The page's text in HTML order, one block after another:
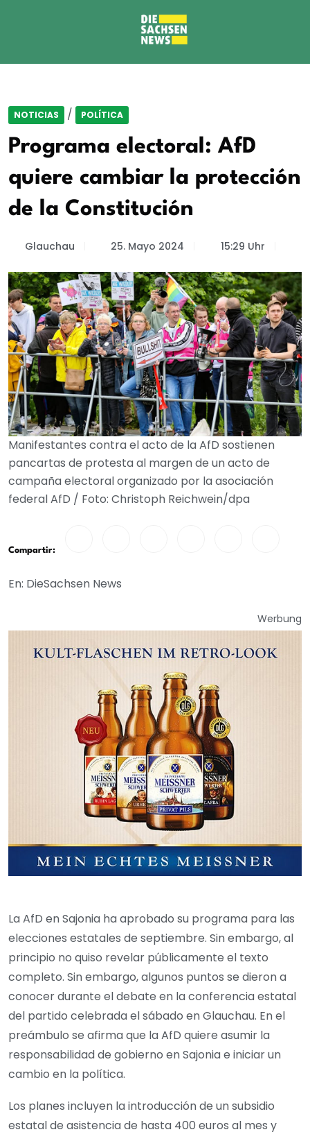
NOTICIAS / POLÍTICA
Programa electoral: AfD
quiere cambiar la protección
de la Constitución
Glauchau 25. Mayo 2024 15:29 Uhr
Manifestantes contra el acto de la AfD sostienen
pancartas de protesta al margen de un acto de
campaña electoral organizado por la asociación
federal AfD / Foto: Christoph Reichwein/dpa
Compartir:
En: DieSachsen News
Werbung
La AfD en Sajonia ha aprobado su programa para las
elecciones estatales de septiembre. Sin embargo, al
principio no quiso revelar públicamente el texto
completo. Sin embargo, algunos puntos se dieron a
conocer durante el debate en la conferencia estatal
del partido celebrada el sábado en Glauchau. En el
preámbulo se afirma que la AfD quiere asumir la
responsabilidad de gobierno en Sajonia e iniciar un
cambio en la política.
Los planes incluyen la introducción de un subsidio
estatal de asistencia de hasta 400 euros al mes y